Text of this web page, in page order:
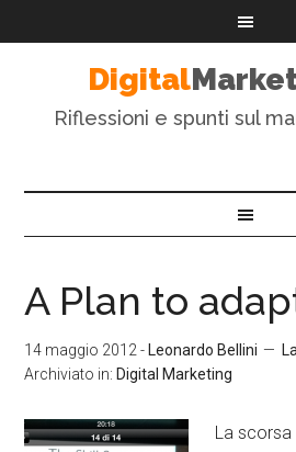
Digital
Riflessioni e spunti sul
A Plan to
14 maggio 2012 - Leonardo Bellini
Archiviato in: Digital Marketing
La